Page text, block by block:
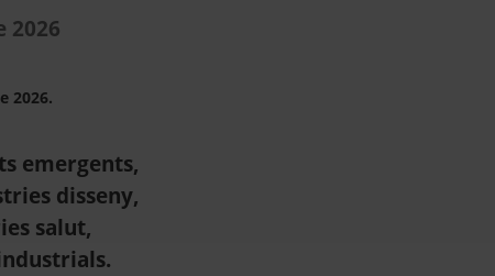
2026
2026.
emergents,
disseny,
salut,